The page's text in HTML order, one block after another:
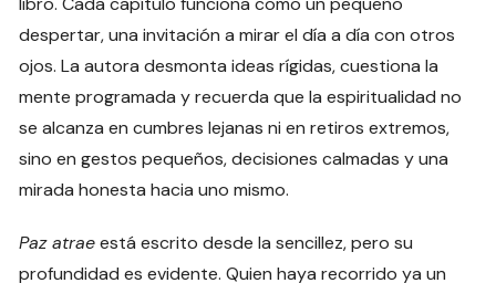
despertar, una invitación a mirar el día a día con otros
ojos. La autora desmonta ideas rígidas, cuestiona la
mente programada y recuerda que la espiritualidad no
se alcanza en cumbres lejanas ni en retiros extremos,
sino en gestos pequeños, decisiones calmadas y una
mirada honesta hacia uno mismo.
Paz atraeestá escrito desde la sencillez, pero su
profundidad es evidente. Quien haya recorrido ya un